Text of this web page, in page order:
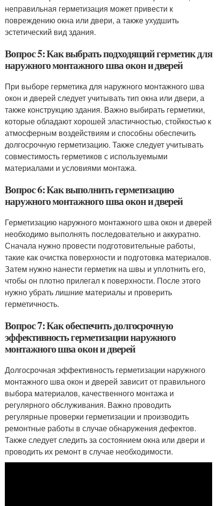
неправильная герметизация может привести к
повреждению окна или двери, а также ухудшить
эстетический вид здания.
Вопрос 5: Как выбрать подходящий герметик для
наружного монтажного шва окон и дверей
При выборе герметика для наружного монтажного шва
окон и дверей следует учитывать тип окна или двери, а
также конструкцию здания. Важно выбирать герметики,
которые обладают хорошей эластичностью, стойкостью к
атмосферным воздействиям и способны обеспечить
долгосрочную герметизацию. Также следует учитывать
совместимость герметиков с используемыми
материалами и условиями монтажа.
Вопрос 6: Как выполнить герметизацию
наружного монтажного шва окон и дверей
Герметизацию наружного монтажного шва окон и дверей
необходимо выполнять последовательно и аккуратно.
Сначала нужно провести подготовительные работы,
такие как очистка поверхности и подготовка материалов.
Затем нужно нанести герметик на швы и уплотнить его,
чтобы он плотно прилегал к поверхности. После этого
нужно убрать лишние материалы и проверить
герметичность.
Вопрос 7: Как обеспечить долгосрочную
эффективность герметизации наружного
монтажного шва окон и дверей
Долгосрочная эффективность герметизации наружного
монтажного шва окон и дверей зависит от правильного
выбора материалов, качественного монтажа и
регулярного обслуживания. Важно проводить
регулярные проверки герметизации и производить
ремонтные работы в случае обнаружения дефектов.
Также следует следить за состоянием окна или двери и
проводить их ремонт в случае необходимости.